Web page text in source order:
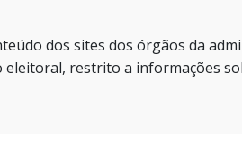
dos sites dos órgãos da
restrito a informações